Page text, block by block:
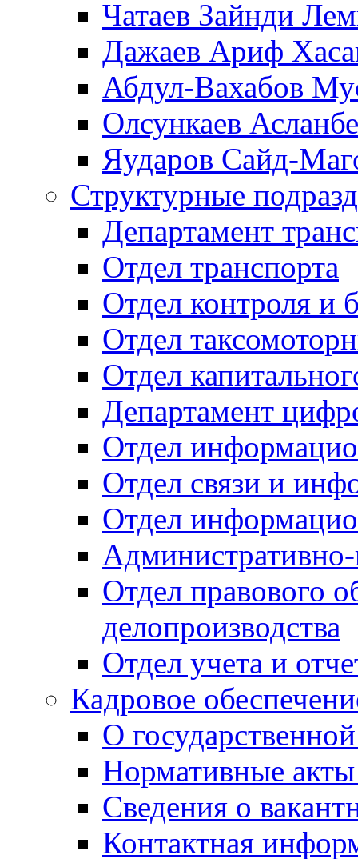
Чатаев Зайнди
Дажаев Ариф
Абдул-Вахабов
Олсункаев
Яударов Сайд-
Структурные
Департамент
Отдел транспорта
Отдел контроля и
Отдел
Отдел
Департамент
Отдел
Отдел связи и
Отдел
Отдел правового
делопроизводства
Отдел учета и
Кадровое
О
Нормативные акты
Сведения о
Контактная